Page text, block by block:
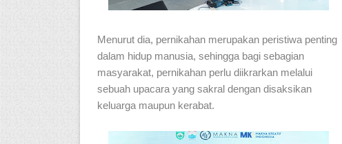
Menurut dia, pernikahan merupakan peristiwa penting
dalam hidup manusia, sehingga bagi sebagian
masyarakat, pernikahan perlu diikrarkan melalui
sebuah upacara yang sakral dengan disaksikan
keluarga maupun kerabat.